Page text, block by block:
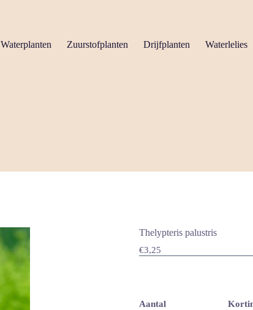
Waterplanten Zuurstofplanten Drijfplanten Waterlelies
Thelypteris palustris
€3,25
Aantal